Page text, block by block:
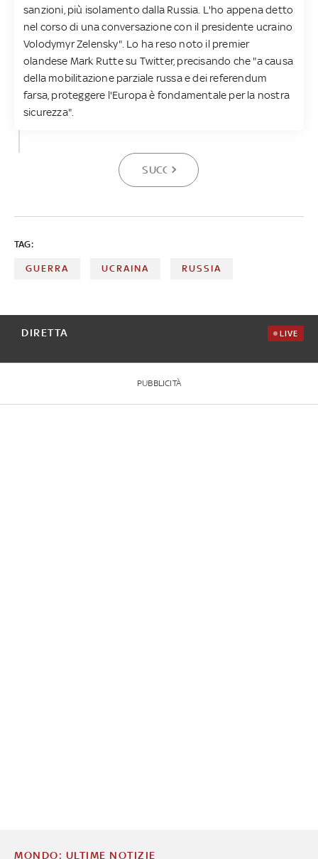
sanzioni, più isolamento dalla Russia. L'ho appena detto
nel corso di una conversazione con il presidente ucraino
Volodymyr Zelensky". Lo ha reso noto il premier
olandese Mark Rutte su Twitter, precisando che "a causa
della mobilitazione parziale russa e dei referendum
farsa, proteggere l'Europa è fondamentale per la nostra
sicurezza".
SUCCESSIVA
TAG:
GUERRA UCRAINA RUSSIA
DIRETTA LIVE
PUBBLICITÀ
MONDO: ULTIME NOTIZIE